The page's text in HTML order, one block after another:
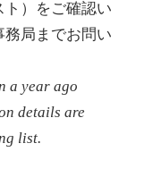
）をご確認い
局までお問い
a year ago
details are
list.